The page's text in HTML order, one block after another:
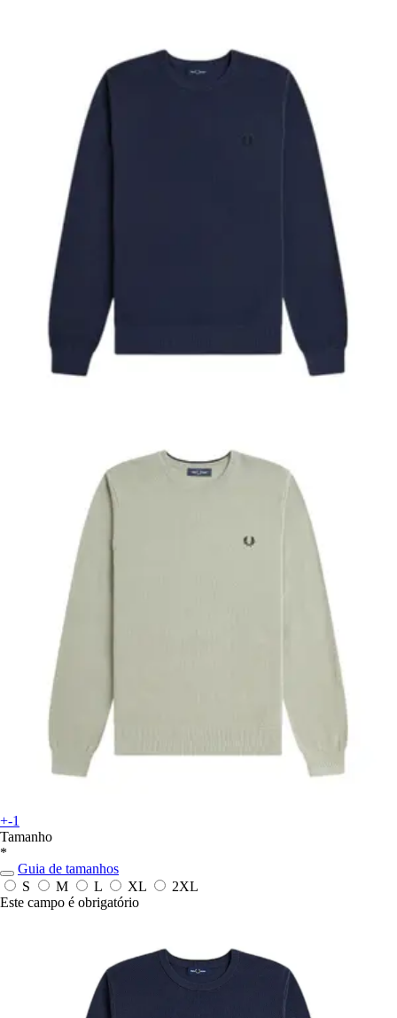
+-1
Tamanho
*
Guia de tamanhos
S
M L XL
2XL
Este campo é obrigatório